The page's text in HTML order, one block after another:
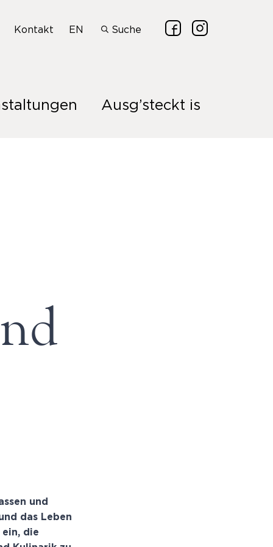
Kontakt EN Suche
Ausg’steckt is
und
das Leben
die